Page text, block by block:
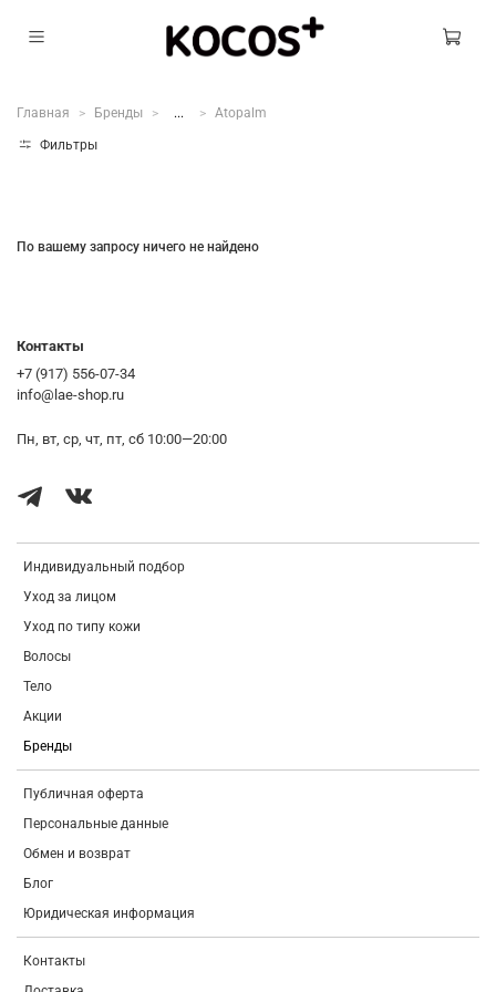
Главная Бренды ... Atopalm
Фильтры
По вашему запросу ничего не найдено
Индивидуальный подбор
Уход за лицом
Уход по типу кожи
Волосы
Тело
Акции
Бренды
Публичная оферта
Персональные данные
Обмен и возврат
Блог
Юридическая информация
Контакты
Контакты
+7 (917) 556-07-34
info@lae-shop.ru
Пн, вт, ср, чт, пт, сб 10:00—20:00